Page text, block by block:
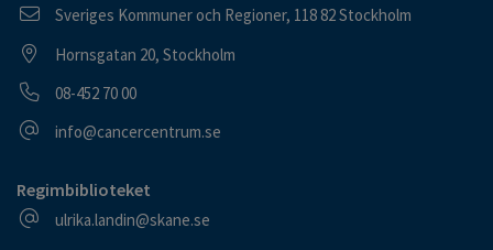
Postadress
Sveriges Kommuner och Regioner, 118 82 Stockholm
Besöksadress
Hornsgatan 20, Stockholm
Telefonnummer
08-452 70 00
E-postadress
info@cancercentrum.se
Regimbiblioteket
E-postadress
ulrika.landin@skane.se